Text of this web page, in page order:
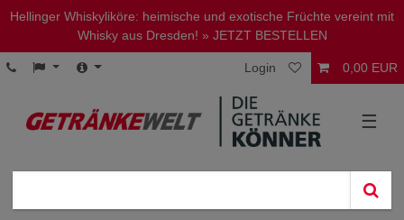
Hellinger Whiskyliköre: heimische und exotische Früchte vereint mit
Whisky aus Dresden! » JETZT BESTELLEN
Login 0,00 EUR
☰